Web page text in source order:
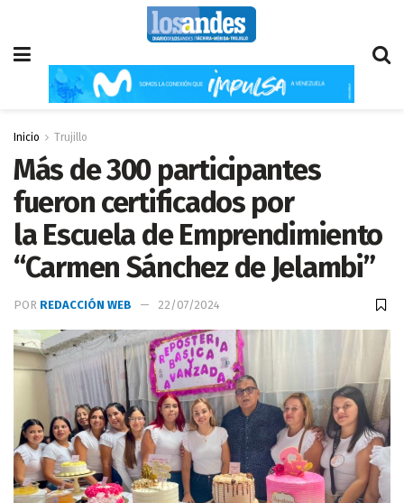
Inicio Trujillo
Más de 300 participantes
fueron certificados por
la Escuela de Emprendimiento
“Carmen Sánchez de Jelambi”
POR REDACCIÓN WEB 22/07/2024